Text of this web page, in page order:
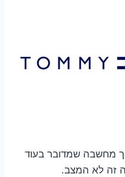
מחשבה שמדובר בעוד
זה לא המצב.